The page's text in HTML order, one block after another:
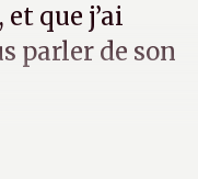
que j’ai
parler de son